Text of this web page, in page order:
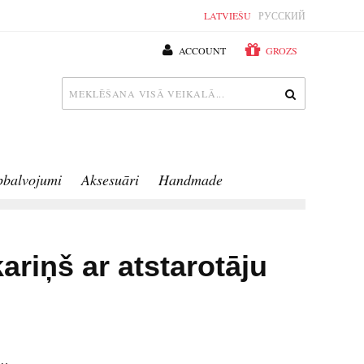
LATVIEŠU РУССКИЙ
ACCOUNT GROZS
Aksesuāri Handmade
ar atstarotāju